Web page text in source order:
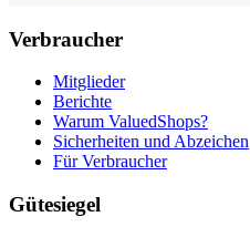
Verbraucher
Mitglieder
Berichte
Warum ValuedShops?
Sicherheiten und Abzeichen
Für Verbraucher
Gütesiegel